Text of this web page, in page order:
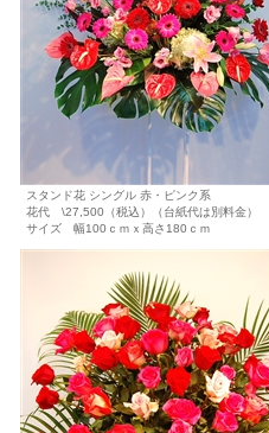
スタンド花 シングル 赤・ピンク系
花代 \27,500（税込）（台紙代は別料金）
サイズ 幅100ｃｍｘ高さ180ｃｍ